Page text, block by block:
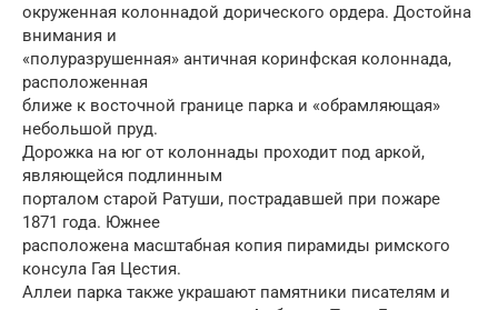
окруженная колоннадой дорического ордера. Достойна
внимания и
«полуразрушенная» античная коринфская колоннада,
расположенная
ближе к восточной границе парка и «обрамляющая»
небольшой пруд.
Дорожка на юг от колоннады проходит под аркой,
являющейся подлинным
порталом старой Ратуши, пострадавшей при пожаре
1871 года. Южнее
расположена масштабная копия пирамиды римского
консула Гая Цестия.
Аллеи парка также украшают памятники писателям и